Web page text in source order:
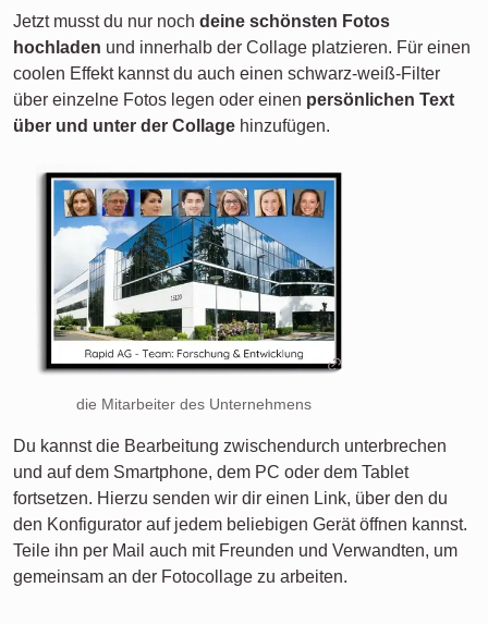
Jetzt musst du nur noch deine schönsten Fotos
hochladen und innerhalb der Collage platzieren. Für einen
coolen Effekt kannst du auch einen schwarz-weiß-Filter
über einzelne Fotos legen oder einen persönlichen Text
über und unter der Collage hinzufügen.
die Mitarbeiter des Unternehmens
Du kannst die Bearbeitung zwischendurch unterbrechen
und auf dem Smartphone, dem PC oder dem Tablet
fortsetzen. Hierzu senden wir dir einen Link, über den du
den Konfigurator auf jedem beliebigen Gerät öffnen kannst.
Teile ihn per Mail auch mit Freunden und Verwandten, um
gemeinsam an der Fotocollage zu arbeiten.